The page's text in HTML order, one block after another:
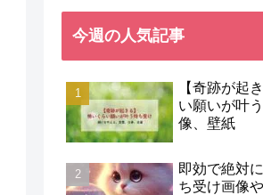
今週の人気記事
【奇跡が起
い願いが叶
像、壁紙
即効で絶対
ち受け画像